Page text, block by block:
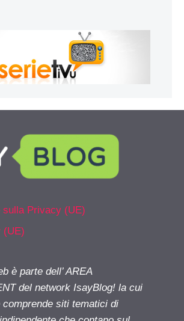
sulla Privacy (UE)
(UE)
è parte dell’ AREA
del network IsayBlog! la cui
comprende siti tematici di